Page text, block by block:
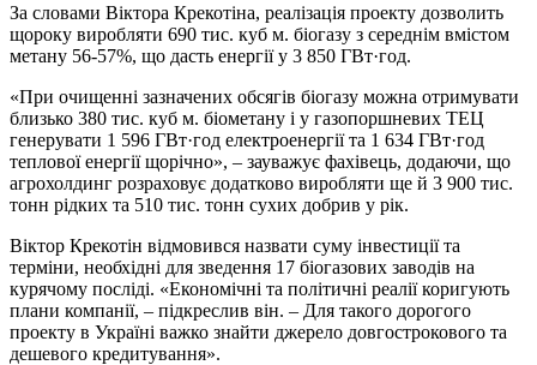
За словами Віктора Крекотіна, реалізація проекту дозволить
щороку виробляти 690 тис. куб м. біогазу з середнім вмістом
метану 56-57%, що дасть енергії у 3 850 ГВт·год.
«При очищенні зазначених обсягів біогазу можна отримувати
близько 380 тис. куб м. біометану і у газопоршневих ТЕЦ
генерувати 1 596 ГВт·год електроенергії та 1 634 ГВт·год
теплової енергії щорічно», – зауважує фахівець, додаючи, що
агрохолдинг розраховує додатково виробляти ще й 3 900 тис.
тонн рідких та 510 тис. тонн сухих добрив у рік.
Віктор Крекотін відмовився назвати суму інвестиції та
терміни, необхідні для зведення 17 біогазових заводів на
курячому посліді. «Економічні та політичні реалії коригують
плани компанії, – підкреслив він. – Для такого дорогого
проекту в Україні важко знайти джерело довгострокового та
дешевого кредитування».